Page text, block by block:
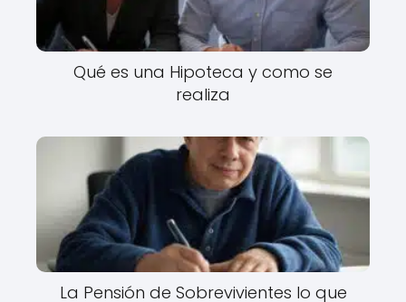
Qué es una Hipoteca y como se
realiza
La Pensión de Sobrevivientes lo que